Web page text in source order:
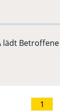
lädt
1